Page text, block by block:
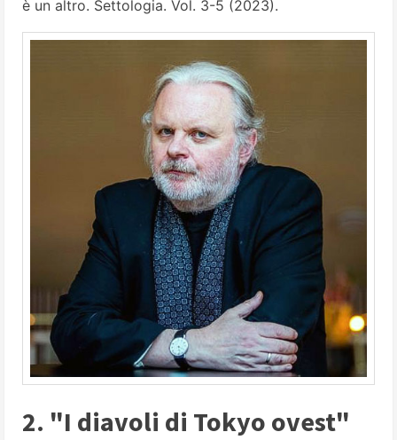
è un altro. Settologia. Vol. 3-5 (2023).
2. "I diavoli di Tokyo ovest"